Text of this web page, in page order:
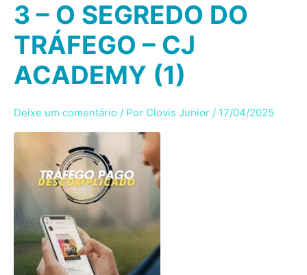
para
conteúdo
3 – O SEGREDO DO
TRÁFEGO – CJ
ACADEMY (1)
Deixe um comentário / Por Clovis Junior / 17/04/2025